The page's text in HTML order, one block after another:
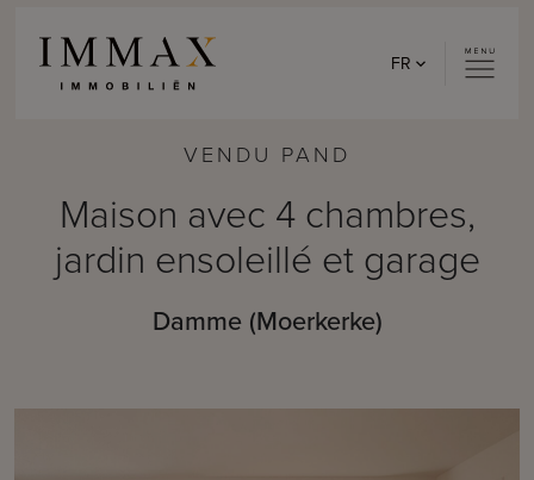
FR
VENDU PAND
Maison avec 4 chambres,
jardin ensoleillé et garage
Damme (Moerkerke)